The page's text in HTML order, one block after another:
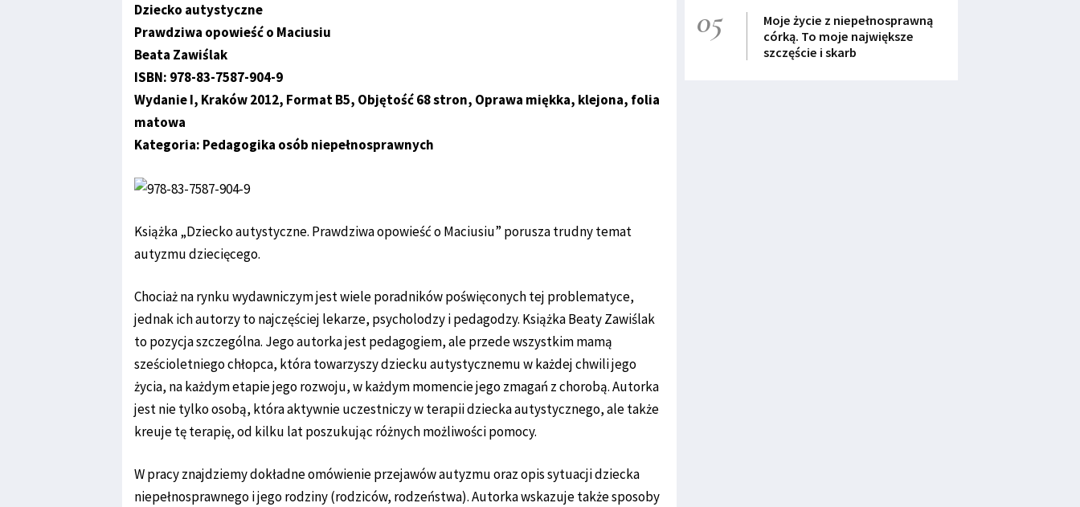
Dziecko autystyczne
Prawdziwa opowieść o Maciusiu
Beata Zawiślak
ISBN: 978-83-7587-904-9
Wydanie I, Kraków 2012, Format B5, Objętość 68 stron, Oprawa miękka, klejona, folia
matowa
Kategoria: Pedagogika osób niepełnosprawnych
Książka „Dziecko autystyczne. Prawdziwa opowieść o Maciusiu” porusza trudny temat
autyzmu dziecięcego.
Chociaż na rynku wydawniczym jest wiele poradników poświęconych tej problematyce,
jednak ich autorzy to najczęściej lekarze, psycholodzy i pedagodzy. Książka Beaty Zawiślak
to pozycja szczególna. Jego autorka jest pedagogiem, ale przede wszystkim mamą
sześcioletniego chłopca, która towarzyszy dziecku autystycznemu w każdej chwili jego
życia, na każdym etapie jego rozwoju, w każdym momencie jego zmagań z chorobą. Autorka
jest nie tylko osobą, która aktywnie uczestniczy w terapii dziecka autystycznego, ale także
kreuje tę terapię, od kilku lat poszukując różnych możliwości pomocy.
W pracy znajdziemy dokładne omówienie przejawów autyzmu oraz opis sytuacji dziecka
niepełnosprawnego i jego rodziny (rodziców, rodzeństwa). Autorka wskazuje także sposoby
05
Moje życie z niepełnosprawną
córką. To moje największe
szczęście i skarb